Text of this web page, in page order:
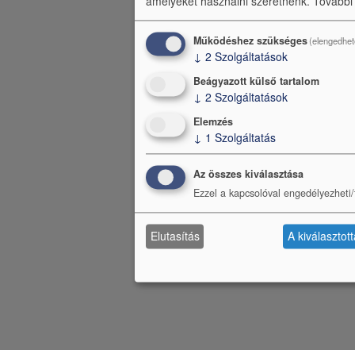
Működéshez szükséges
↓ 2 Szolgáltatások
Beágyazott külső tartalom
↓ 2 Szolgáltatások
Elemzés
↓ 1 Szolgáltatás
Az összes kiválasztása
Ezzel a kapcsolóval
Elutasítás A